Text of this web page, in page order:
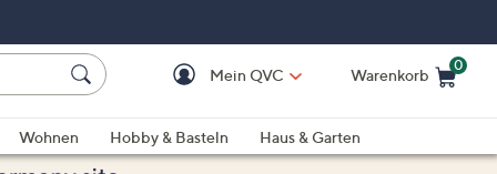
Mein QVC Warenkorb
0
Wohnen Hobby & Basteln
Haus & Garten